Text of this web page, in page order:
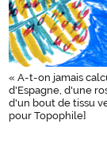
« A-t-on jamais
d'Espagne, d'une
d'un bout de tissu
pour Topophile]